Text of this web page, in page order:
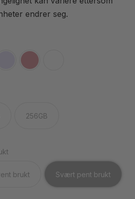
endrer seg.
256GB
brukt Svært pent brukt